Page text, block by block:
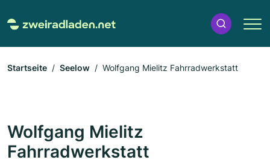
Startseite Seelow Wolfgang Mielitz Fahrradwerkstatt
Wolfgang Mielitz
Fahrradwerkstatt